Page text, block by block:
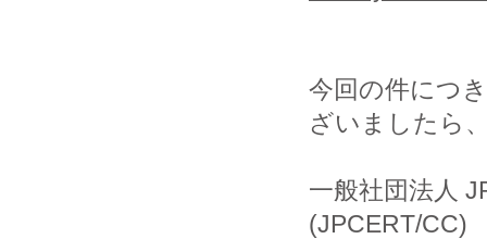
今回の件につ
ざいましたら
一般社団法人
(JPCERT/CC)